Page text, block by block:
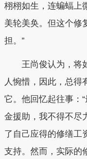
栩栩如生，连蝙蝠上
美轮美奂。但这个修
担。”
王尚俊认为，将
人惋惜，因此，总得
它。他回忆起往事：
金援助，我不得不尽
了自己应得的修缮工
支持。然而，实际的